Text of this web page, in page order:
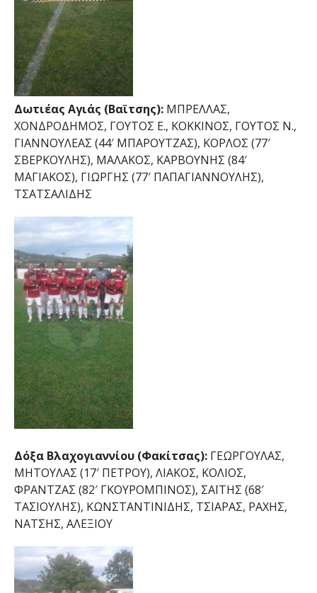
Δωτιέας Αγιάς (Βαϊτσης):ΜΠΡΕΛΛΑΣ,
ΧΟΝΔΡΟΔΗΜΟΣ, ΓΟΥΤΟΣ Ε., ΚΟΚΚΙΝΟΣ, ΓΟΥΤΟΣ Ν.,
ΓΙΑΝΝΟΥΛΕΑΣ (44′ ΜΠΑΡΟΥΤΖΑΣ), ΚΟΡΛΟΣ (77′
ΣΒΕΡΚΟΥΛΗΣ), ΜΑΛΑΚΟΣ, ΚΑΡΒΟΥΝΗΣ (84′
ΜΑΓΙΑΚΟΣ), ΓΙΩΡΓΗΣ (77′ ΠΑΠΑΓΙΑΝΝΟΥΛΗΣ),
ΤΣΑΤΣΑΛΙΔΗΣ
Δόξα Βλαχογιαννίου (Φακίτσας): ΓΕΩΡΓΟΥΛΑΣ,
ΜΗΤΟΥΛΑΣ (17′ ΠΕΤΡΟΥ), ΛΙΑΚΟΣ, ΚΟΛΙΟΣ,
ΦΡΑΝΤΖΑΣ (82′ ΓΚΟΥΡΟΜΠΙΝΟΣ), ΣΑΪΤΗΣ (68′
ΤΑΣΙΟΥΛΗΣ), ΚΩΝΣΤΑΝΤΙΝΙΔΗΣ, ΤΣΙΑΡΑΣ, ΡΑΧΗΣ,
ΝΑΤΣΗΣ, ΑΛΕΞΙΟΥ